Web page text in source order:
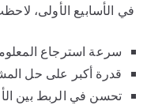
في الأسابيع الأولى،
سرعة استرجاع
قدرة أكبر على حل
تحسن في الربط بين